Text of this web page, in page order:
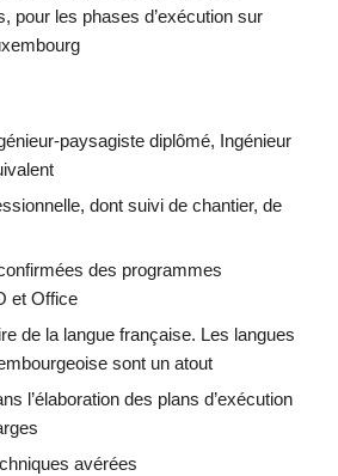
pour les phases d’exécution sur
paysagiste diplômé, Ingénieur
dont suivi de chantier, de
des programmes
et Office
de la langue française. Les langues
sont un atout
l’élaboration des plans d’exécution
avérées